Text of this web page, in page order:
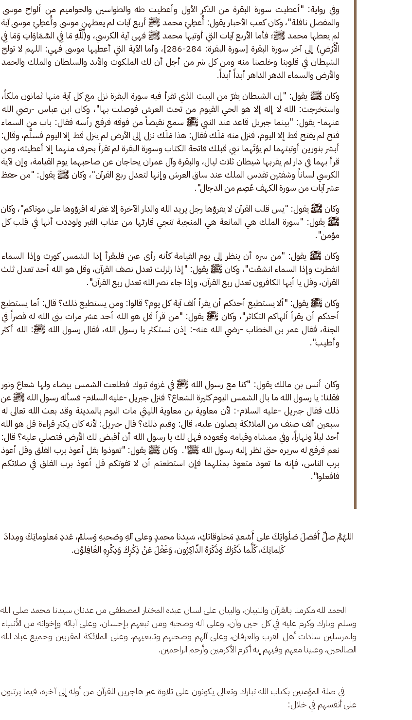
وفي رواية: "أعطيت سورة البقرة من الذكر الأول وأعطيت طه والطواسين والحواميم من ألواح موسى
والمفصل نافلة"، وكان كعب الأحبار يقول: أُعطِيَ محمد ﷺ أربع آيات لم يعطهن موسى وأُعطِيَ موسى آية
لم يعطها محمد ﷺ؛ فأما الأربع آيات التي أوتيها محمد ﷺ فهي آية الكرسي، و(لِّلَّهِ مَا فِي السَّمَاوَاتِ وَمَا فِي
الْأَرْضِ) إلى آخر سورة البقرة [سورة البقرة: 284-286]، وأما الآية التي أعطيها موسى فهي: اللهم لا تولج
الشيطان في قلوبنا وخلصنا منه ومن كل شر من أجل أن لك الملكوت والأبد والسلطان والملك والحمد
والأرض والسماء الدهر الداهر أبداً أبداً.
وكان ﷺ يقول: "إن الشيطان يفرّ من البيت الذي تقرأ فيه سورة البقرة نزل مع كل آية منها ثمانون ملكاً،
واستخرجت: الله لا إله إلا هو الحي القيوم من تحت العرش فوصلت بها"، وكان ابن عباس -رضي الله
عنهما- يقول: "بينما جبريل قاعد عند النبي ﷺ سمع نقيضاً من فوقه فرفع رأسه فقال: باب من السماء
فتح لم يفتح قط إلا اليوم، فنزل منه مَلَك فقال: هذا مَلَك نزل إلى الأرض لم ينزل قط إلا اليوم فسلَّم، وقال:
أبشر بنورين أوتيتهما لم يؤتَهما نبي قبلك فاتحة الكتاب وسورة البقرة لم تقرأ بحرف منهما إلا أعطيته، ومن
قرأ بهما في دار لم يقربها شيطان ثلاث ليال، والبقرة وآل عمران يحاجان عن صاحبهما يوم القيامة، وإن لآية
الكرسي لساناً وشفتين تقدس الملك عند ساق العرش وإنها لتعدل ربع القرآن"، وكان ﷺ يقول: "من حفظ
عشر آيات من سورة الكهف عُصِم من الدجال".
وكان ﷺ يقول: "يس قلب القرآن لا يقرؤها رجل يريد الله والدار الآخرة إلا غفر له اقرؤوها على موتاكم"، وكان
ﷺ يقول: "سورة الملك هي المانعة هي المنجية تنجي قارئها من عذاب القبر ولوددت أنها في قلب كل
مؤمن".
وكان ﷺ يقول: "من سره أن ينظر إلى يوم القيامة كأنه رأى عين فليقرأ إذا الشمس كورت وإذا السماء
انفطرت وإذا السماء انشقت"، وكان ﷺ يقول: "إذا زلزلت تعدل نصف القرآن، وقل هو الله أحد تعدل ثلث
القرآن، وقل يا أيها الكافرون تعدل ربع القرآن، وإذا جاء نصر الله تعدل ربع القرآن".
وكان ﷺ يقول: "ألا يستطيع أحدكم أن يقرأ ألف آية كل يوم؟ قالوا: ومن يستطيع ذلك؟ قال: أما يستطيع
أحدكم أن يقرأ ألهاكم التكاثر"، وكان ﷺ يقول: "من قرأ قل هو الله أحد عشر مرات بنى الله له قصراً في
الجنة، فقال عمر بن الخطاب -رضي الله عنه-: إذن نستكثر يا رسول الله، فقال رسول الله ﷺ: الله أكثر
وأطيب".
وكان أنس بن مالك يقول: "كنا مع رسول الله ﷺ في غزوة تبوك فطلعت الشمس بيضاء ولها شعاع ونور
فقلنا: يا رسول الله ما بال الشمس اليوم كثيرة الشعاع؟ فنزل جبريل -عليه السلام- فسأله رسول الله ﷺ عن
ذلك فقال جبريل -عليه السلام-: لأن معاوية بن معاوية الليثي مات اليوم بالمدينة وقد بعث الله تعالى له
سبعين ألف صنف من الملائكة يصلون عليه، قال: وفيم ذلك؟ قال جبريل: لأنه كان يكثر قراءة قل هو الله
أحد ليلاً ونهاراً، وفي ممشاه وقيامه وقعوده فهل لك يا رسول الله أن أقبض لك الأرض فتصلي عليه؟ قال:
نعم فرفع له سريره حتى نظر إليه رسول الله ﷺ".  وكان ﷺ يقول: "تعوذوا بقل أعوذ برب الفلق وقل أعوذ
برب الناس، فإنه ما تعوذ متعوذ بمثلهما فإن استطعتم أن لا تفوتكم قل أعوذ برب الفلق في صلاتكم
فافعلوا".
اللهُمَّ صلِّ أَفضلَ صَلَواتِكَ على أَسْعدِ مَخلوقاتكِ، سَيِدنا محمدٍ وعلى آلهِ وصَحبهِ وَسلمْ، عَددِ مَعلوماتِكَ ومِدادَ
كَلِماتِكَ، كُلَّما ذَكَرَكَ وَذَكَرَهُ الذّاكِرُون، وَغَفَلَ عَنْ ذِكْرِكَ وَذِكْرِهِ الغَافِلوُن.
الحمد لله مكرمنا بالقرآن والتبيان، والبيان على لسان عبده المختار المصطفى من عدنان سيدنا محمد صلى الله
وسلم وبارك وكرم عليه في كل حين وآن، وعلى آله وصحبه ومن تبعهم بإحسان، وعلى آبائه وإخوانه من الأنبياء
والمرسلين سادات أهل القرب والعرفان، وعلى آلهم وصحبهم وتابعيهم، وعلى الملائكة المقربين وجميع عباد الله
الصالحين، وعلينا معهم وفيهم إنه أكرم الأكرمين وأرحم الراحمين.
في صلة المؤمنين بكتاب الله تبارك وتعالى يكونون على تلاوة غير هاجرين للقرآن من أوله إلى آخره، فيما يرتبون
على أنفسهم في خلال: